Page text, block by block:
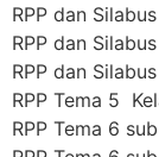
RPP dan
RPP dan
RPP dan
RPP Tema 5
RPP Tema 6